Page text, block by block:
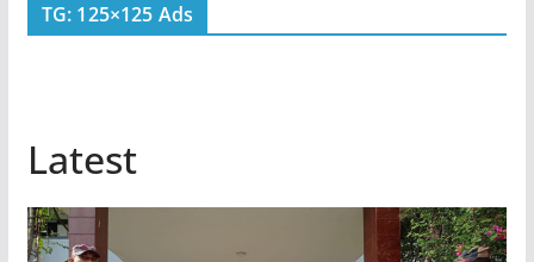
TG: 125×125 Ads
Latest